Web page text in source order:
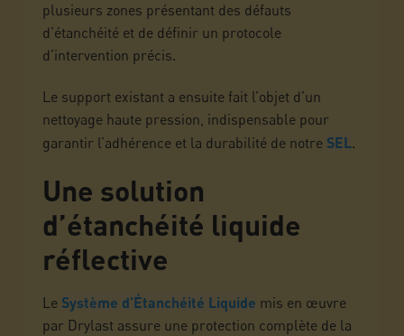
plusieurs zones présentant des défauts
d’étanchéité et de définir un protocole
d’intervention précis.
Le support existant a ensuite fait l’objet d’un
nettoyage haute pression, indispensable pour
garantir l’adhérence et la durabilité de notre SEL.
Une solution
d’étanchéité liquide
réflective
Le Système d’Étanchéité Liquide mis en œuvre
par Drylast assure une protection complète de la